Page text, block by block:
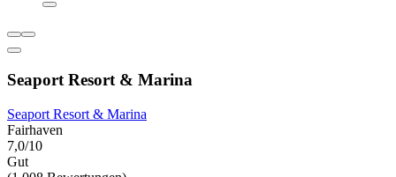
Seaport Resort & Marina
Seaport Resort & Marina
Fairhaven
7,0/10
Gut